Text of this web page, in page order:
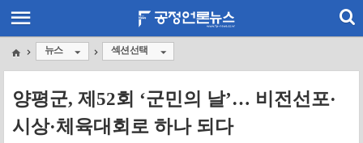
뉴스 섹션선택
양평군, 제52회 ‘군민의 날’… 비전선포·
시상·체육대회로 하나 되다